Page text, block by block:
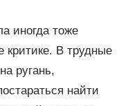
иногда тоже
критике. В трудные
ругань,
найти